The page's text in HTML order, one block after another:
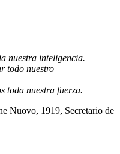
nuestra inteligencia.
todo nuestro
toda nuestra fuerza.
Nuovo, 1919, Secretario de